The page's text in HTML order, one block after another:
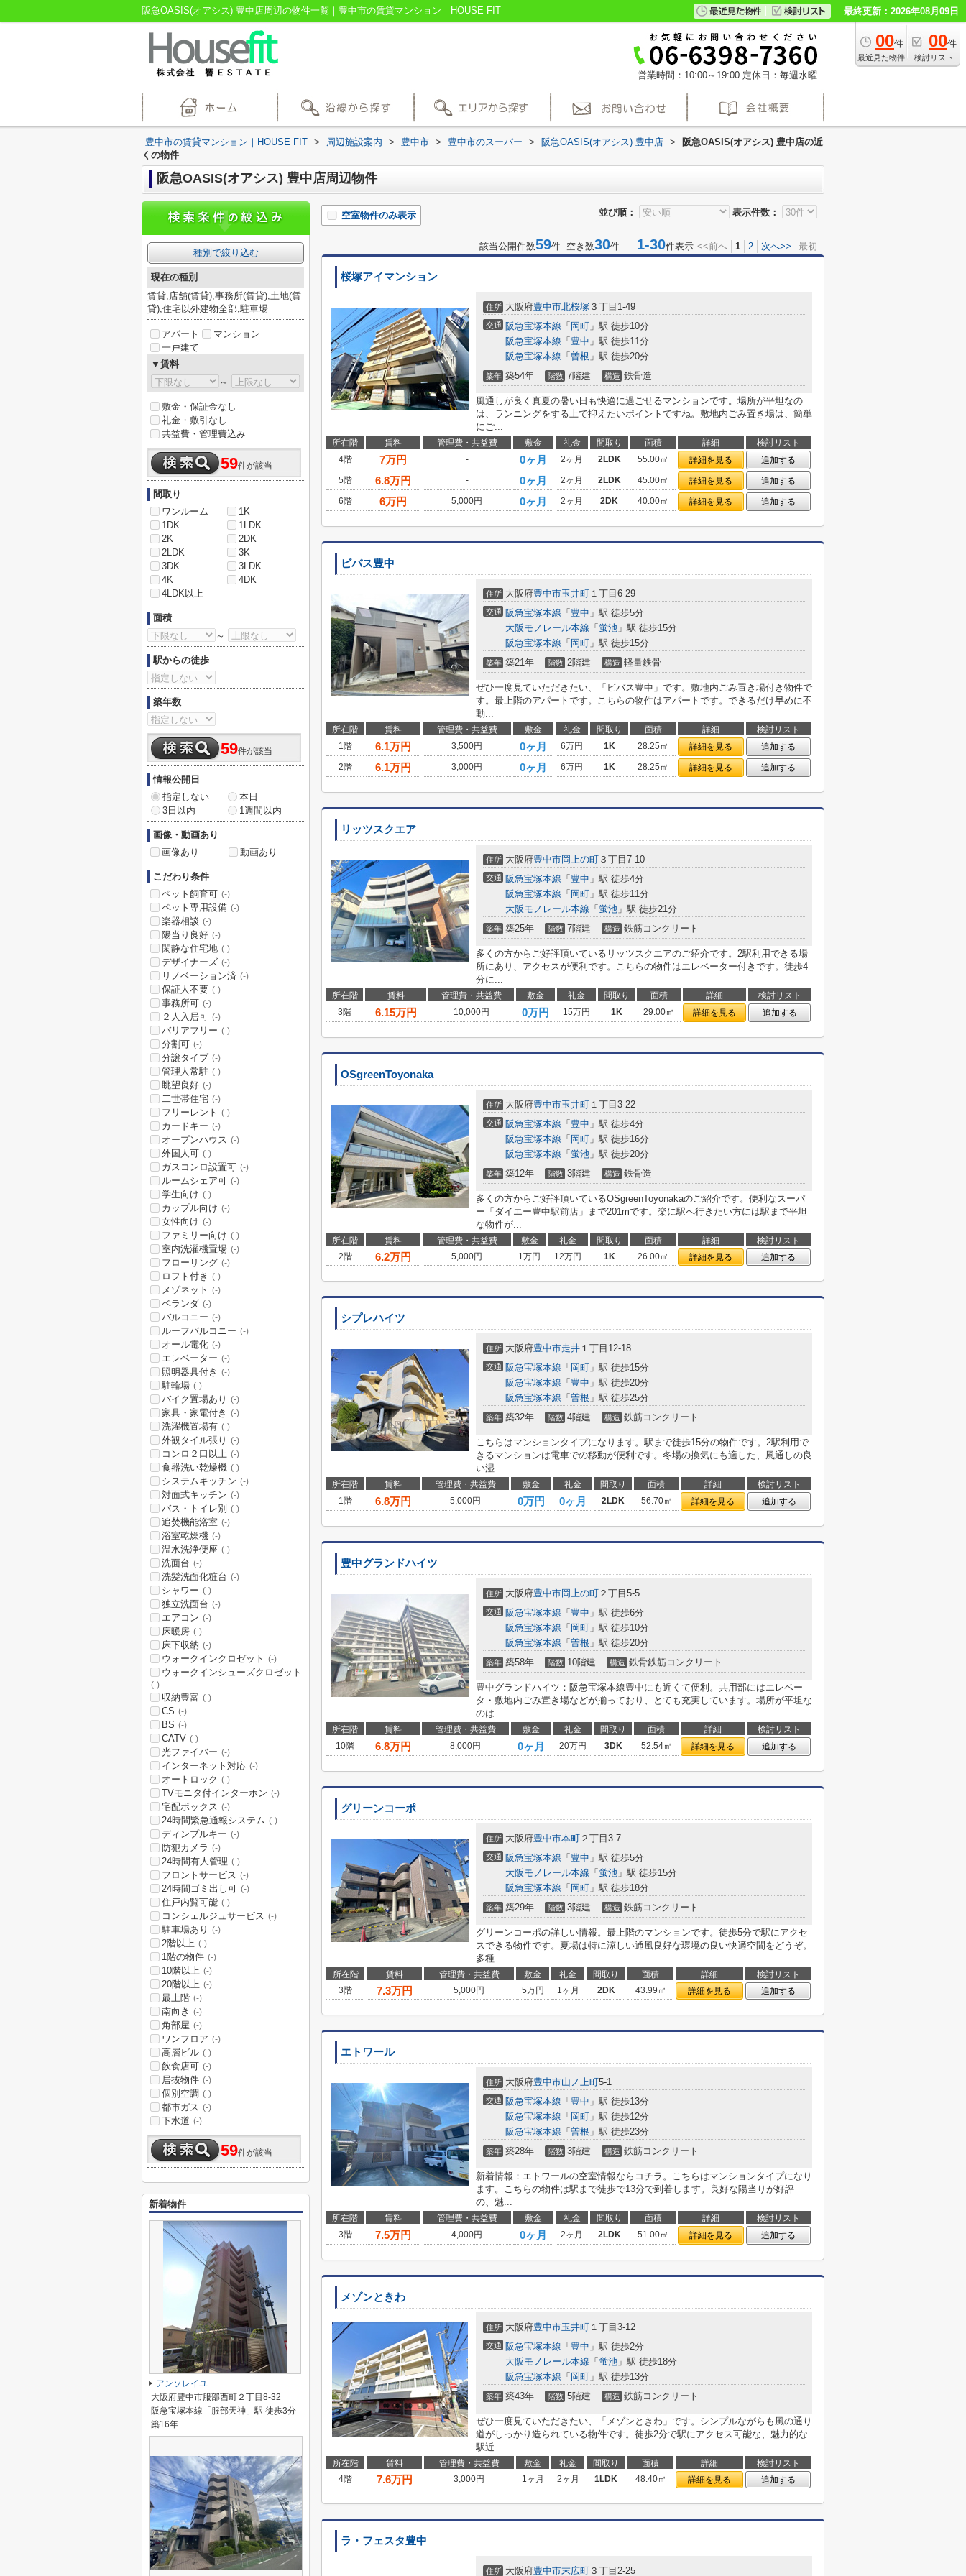
阪急OASIS(オアシス) 豊中店周辺の物件一覧｜豊中市の賃貸マンション｜HOUSE FIT 最終更新：2026年08月09日
00件
最近見た物件
00件
検討リスト
営業時間：10:00～19:00 定休日：毎週水曜
豊中市の賃貸マンション｜HOUSE FIT > 周辺施設案内 > 豊中市 > 豊中市のスーパー > 阪急OASIS(オアシス) 豊中店 >
阪急OASIS(オアシス) 豊中店の近
くの物件
阪急OASIS(オアシス) 豊中店周辺物件
並び順： 表示件数：
空室物件のみ表示
該当公開件数59件 空き数30件 1-30件表示 <<前へ 1 2 次へ>> 最初
桜塚アイマンション
住所 大阪府豊中市北桜塚 ３丁目1-49
交通 阪急宝塚本線 「 岡町 」駅 徒歩10分
阪急宝塚本線 「 豊中 」駅 徒歩11分
阪急宝塚本線 「 曽根 」駅 徒歩20分
築年 築54年 階数 7階建 構造 鉄骨造
風通しが良く真夏の暑い日も快適に過ごせるマンションです。場所が平坦なの
は、ランニングをする上で抑えたいポイントですね。敷地内ごみ置き場は、簡単
にご...
所在階 賃料 管理費・共益費 敷金 礼金 間取り 面積 詳細
検討リスト
4階
7万円 - 0ヶ月 2ヶ月 2LDK 55.00㎡ 詳細を見る
追加する
5階
6.8万円 - 0ヶ月 2ヶ月 2LDK 45.00㎡ 詳細を見る
追加する
6階
6万円 5,000円 0ヶ月 2ヶ月 2DK 40.00㎡ 詳細を見る 追加する
ビバス豊中
住所 大阪府豊中市玉井町 １丁目6-29
交通 阪急宝塚本線 「 豊中 」駅 徒歩5分
大阪モノレール本線 「 蛍池 」駅 徒歩15分
阪急宝塚本線 「 岡町 」駅 徒歩15分
築年 築21年 階数 2階建 構造 軽量鉄骨
ぜひ一度見ていただきたい、「ビバス豊中」です。敷地内ごみ置き場付き物件で
す。最上階のアパートです。こちらの物件はアパートです。できるだけ早めに不
動...
所在階 賃料 管理費・共益費 敷金 礼金 間取り 面積 詳細
検討リスト
1階
6.1万円 3,500円 0ヶ月 6万円 1K 28.25㎡ 詳細を見る
追加する
2階
6.1万円 3,000円 0ヶ月 6万円 1K 28.25㎡ 詳細を見る 追加する
リッツスクエア
住所 大阪府豊中市岡上の町 ３丁目7-10
交通 阪急宝塚本線 「 豊中 」駅 徒歩4分
阪急宝塚本線 「 岡町 」駅 徒歩11分
大阪モノレール本線 「 蛍池 」駅 徒歩21分
築年 築25年 階数 7階建 構造 鉄筋コンクリート
多くの方からご好評頂いているリッツスクエアのご紹介です。2駅利用できる場
所にあり、アクセスが便利です。こちらの物件はエレベーター付きです。徒歩4
分に...
所在階 賃料 管理費・共益費 敷金 礼金 間取り 面積 詳細
検討リスト
3階
6.15万円 10,000円 0万円 15万円 1K 29.00㎡ 詳細を見る 追加する
OSgreenToyonaka
住所 大阪府豊中市玉井町 １丁目3-22
交通 阪急宝塚本線 「 豊中 」駅 徒歩4分
阪急宝塚本線 「 岡町 」駅 徒歩16分
阪急宝塚本線 「 蛍池 」駅 徒歩20分
築年 築12年 階数 3階建 構造 鉄骨造
多くの方からご好評頂いているOSgreenToyonakaのご紹介です。便利なスーパ
ー「ダイエー豊中駅前店」まで201mです。楽に駅へ行きたい方には駅まで平坦
な物件が...
所在階 賃料 管理費・共益費 敷金 礼金 間取り 面積 詳細
検討リスト
2階
6.2万円 5,000円 1万円 12万円 1K 26.00㎡ 詳細を見る 追加する
シプレハイツ
住所 大阪府豊中市走井 １丁目12-18
交通 阪急宝塚本線 「 岡町 」駅 徒歩15分
阪急宝塚本線 「 豊中 」駅 徒歩20分
阪急宝塚本線 「 曽根 」駅 徒歩25分
築年 築32年 階数 4階建 構造 鉄筋コンクリート
こちらはマンションタイプになります。駅まで徒歩15分の物件です。2駅利用で
きるマンションは電車での移動が便利です。冬場の換気にも適した、風通しの良
い湿...
所在階 賃料 管理費・共益費 敷金 礼金 間取り 面積 詳細
検討リスト
1階
6.8万円 5,000円 0万円 0ヶ月 2LDK 56.70㎡ 詳細を見る 追加する
豊中グランドハイツ
住所 大阪府豊中市岡上の町 ２丁目5-5
交通 阪急宝塚本線 「 豊中 」駅 徒歩6分
阪急宝塚本線 「 岡町 」駅 徒歩10分
阪急宝塚本線 「 曽根 」駅 徒歩20分
築年 築58年 階数 10階建 構造 鉄骨鉄筋コンクリート
豊中グランドハイツ：阪急宝塚本線豊中にも近くて便利。共用部にはエレベー
タ・敷地内ごみ置き場などが揃っており、とても充実しています。場所が平坦な
のは...
所在階 賃料 管理費・共益費 敷金 礼金 間取り 面積 詳細
検討リスト
10階
6.8万円 8,000円 0ヶ月 20万円 3DK 52.54㎡ 詳細を見る 追加する
グリーンコーポ
住所 大阪府豊中市本町 ２丁目3-7
交通 阪急宝塚本線 「 豊中 」駅 徒歩5分
大阪モノレール本線 「 蛍池 」駅 徒歩15分
阪急宝塚本線 「 岡町 」駅 徒歩18分
築年 築29年 階数 3階建 構造 鉄筋コンクリート
グリーンコーポの詳しい情報。最上階のマンションです。徒歩5分で駅にアクセ
スできる物件です。夏場は特に涼しい通風良好な環境の良い快適空間をどうぞ。
多種...
所在階 賃料 管理費・共益費 敷金 礼金 間取り 面積 詳細
検討リスト
3階
7.3万円 5,000円 5万円 1ヶ月 2DK 43.99㎡ 詳細を見る 追加する
エトワール
住所 大阪府豊中市山ノ上町5-1
交通 阪急宝塚本線 「 豊中 」駅 徒歩13分
阪急宝塚本線 「 岡町 」駅 徒歩12分
阪急宝塚本線 「 曽根 」駅 徒歩23分
築年 築28年 階数 3階建 構造 鉄筋コンクリート
新着情報：エトワールの空室情報ならコチラ。こちらはマンションタイプになり
ます。こちらの物件は駅まで徒歩で13分で到着します。良好な陽当りが好評
の、魅...
所在階 賃料 管理費・共益費 敷金 礼金 間取り 面積 詳細
検討リスト
3階
7.5万円 4,000円 0ヶ月 2ヶ月 2LDK 51.00㎡ 詳細を見る 追加する
メゾンときわ
住所 大阪府豊中市玉井町 １丁目3-12
交通 阪急宝塚本線 「 豊中 」駅 徒歩2分
大阪モノレール本線 「 蛍池 」駅 徒歩18分
阪急宝塚本線 「 岡町 」駅 徒歩13分
築年 築43年 階数 5階建 構造 鉄筋コンクリート
ぜひ一度見ていただきたい、「メゾンときわ」です。シンプルながらも風の通り
道がしっかり造られている物件です。徒歩2分で駅にアクセス可能な、魅力的な
駅近...
所在階 賃料 管理費・共益費 敷金 礼金 間取り 面積 詳細
検討リスト
4階
7.6万円 3,000円 1ヶ月 2ヶ月 1LDK 48.40㎡ 詳細を見る 追加する
ラ・フェスタ豊中
住所 大阪府豊中市末広町 ３丁目2-25
種別で絞り込む
現在の種別
賃貸,店舗(賃貸),事務所(賃貸),土地(賃
貸),住宅以外建物全部,駐車場
アパート
マンション
一戸建て
▼賃料
～
敷金・保証金なし
礼金・敷引なし
共益費・管理費込み
59件が該当
間取り
ワンルーム
1K
1DK
1LDK
2K
2DK
2LDK
3K
3DK
3LDK
4K
4DK
4LDK以上
面積
～
駅からの徒歩
築年数
59件が該当
情報公開日
指定しない
本日
3日以内
1週間以内
画像・動画あり
画像あり
動画あり
こだわり条件
ペット飼育可 (-)
ペット専用設備 (-)
楽器相談 (-)
陽当り良好 (-)
閑静な住宅地 (-)
デザイナーズ (-)
リノベーション済 (-)
保証人不要 (-)
事務所可 (-)
２人入居可 (-)
バリアフリー (-)
分割可 (-)
分譲タイプ (-)
管理人常駐 (-)
眺望良好 (-)
二世帯住宅 (-)
フリーレント (-)
カードキー (-)
オープンハウス (-)
外国人可 (-)
ガスコンロ設置可 (-)
ルームシェア可 (-)
学生向け (-)
カップル向け (-)
女性向け (-)
ファミリー向け (-)
室内洗濯機置場 (-)
フローリング (-)
ロフト付き (-)
メゾネット (-)
ベランダ (-)
バルコニー (-)
ルーフバルコニー (-)
オール電化 (-)
エレベーター (-)
照明器具付き (-)
駐輪場 (-)
バイク置場あり (-)
家具・家電付き (-)
洗濯機置場有 (-)
外観タイル張り (-)
コンロ２口以上 (-)
食器洗い乾燥機 (-)
システムキッチン (-)
対面式キッチン (-)
バス・トイレ別 (-)
追焚機能浴室 (-)
浴室乾燥機 (-)
温水洗浄便座 (-)
洗面台 (-)
洗髪洗面化粧台 (-)
シャワー (-)
独立洗面台 (-)
エアコン (-)
床暖房 (-)
床下収納 (-)
ウォークインクロゼット (-)
ウォークインシューズクロゼット
(-)
収納豊富 (-)
CS (-)
BS (-)
CATV (-)
光ファイバー (-)
インターネット対応 (-)
オートロック (-)
TVモニタ付インターホン (-)
宅配ボックス (-)
24時間緊急通報システム (-)
ディンプルキー (-)
防犯カメラ (-)
24時間有人管理 (-)
フロントサービス (-)
24時間ゴミ出し可 (-)
住戸内覧可能 (-)
コンシェルジュサービス (-)
駐車場あり (-)
2階以上 (-)
1階の物件 (-)
10階以上 (-)
20階以上 (-)
最上階 (-)
南向き (-)
角部屋 (-)
ワンフロア (-)
高層ビル (-)
飲食店可 (-)
居抜物件 (-)
個別空調 (-)
都市ガス (-)
下水道 (-)
59件が該当
新着物件
アンソレイユ
大阪府豊中市服部西町２丁目8-32
阪急宝塚本線「服部天神」駅 徒歩3分
築16年